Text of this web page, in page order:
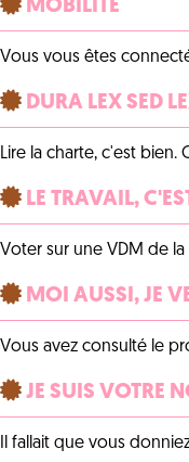
MOBILITÉ
Vous vous êtes
DURA LEX SED
Lire la charte, c'est
LE TRAVAIL,
Voter sur une VDM de
MOI AUSSI, JE
Vous avez consulté le
JE SUIS VOTRE
Il fallait que vous